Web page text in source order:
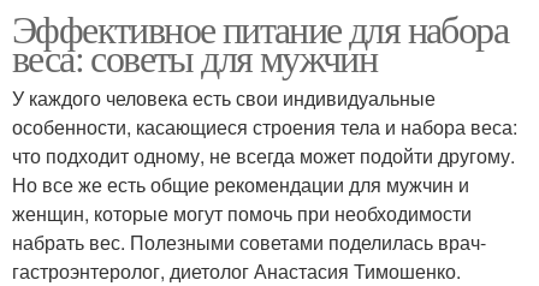
Эффективное питание для набора
веса: советы для мужчин
У каждого человека есть свои индивидуальные
особенности, касающиеся строения тела и набора веса:
что подходит одному, не всегда может подойти другому.
Но все же есть общие рекомендации для мужчин и
женщин, которые могут помочь при необходимости
набрать вес. Полезными советами поделилась врач-
гастроэнтеролог, диетолог Анастасия Тимошенко.